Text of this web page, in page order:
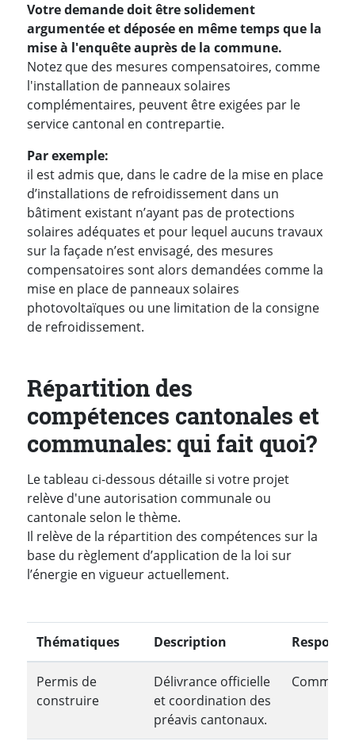
Votre demande doit être solidement
argumentée et déposée en même temps que la
mise à l'enquête auprès de la commune.
Notez que des mesures compensatoires, comme
l'installation de panneaux solaires
complémentaires, peuvent être exigées par le
service cantonal en contrepartie.
Par exemple:
il est admis que, dans le cadre de la mise en place
d’installations de refroidissement dans un
bâtiment existant n’ayant pas de protections
solaires adéquates et pour lequel aucuns travaux
sur la façade n’est envisagé, des mesures
compensatoires sont alors demandées comme la
mise en place de panneaux solaires
photovoltaïques ou une limitation de la consigne
de refroidissement.
Répartition des
compétences cantonales et
communales: qui fait quoi?
Le tableau ci-dessous détaille si votre projet
relève d'une autorisation communale ou
cantonale selon le thème.
Il relève de la répartition des compétences sur la
base du règlement d’application de la loi sur
l’énergie en vigueur actuellement.
Thématiques Description
Permis de
construire
Délivrance officielle
et coordination des
préavis cantonaux.